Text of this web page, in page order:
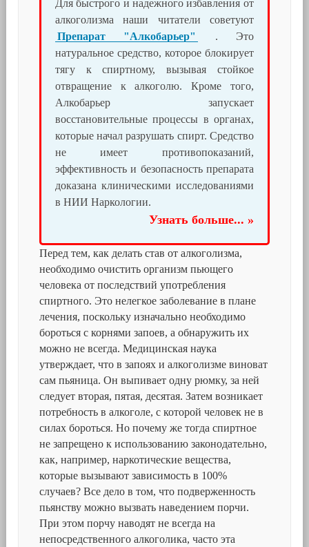
Для быстрого и надежного избавления от
алкоголизма наши читатели советуют
Препарат "Алкобарьер"
. Это
натуральное средство, которое блокирует
тягу к спиртному, вызывая стойкое
отвращение к алкоголю. Кроме того,
Алкобарьер запускает
восстановительные процессы в органах,
которые начал разрушать спирт. Средство
не имеет противопоказаний,
эффективность и безопасность препарата
доказана клиническими исследованиями
в НИИ Наркологии.
Узнать больше... »
Перед тем, как делать став от алкоголизма,
необходимо очистить организм пьющего
человека от последствий употребления
спиртного. Это нелегкое заболевание в плане
лечения, поскольку изначально необходимо
бороться с корнями запоев, а обнаружить их
можно не всегда. Медицинская наука
утверждает, что в запоях и алкоголизме виноват
сам пьяница. Он выпивает одну рюмку, за ней
следует вторая, пятая, десятая. Затем возникает
потребность в алкоголе, с которой человек не в
силах бороться. Но почему же тогда спиртное
не запрещено к использованию законодательно,
как, например, наркотические вещества,
которые вызывают зависимость в 100%
случаев? Все дело в том, что подверженность
пьянству можно вызвать наведением порчи.
При этом порчу наводят не всегда на
непосредственного алкоголика, часто эта